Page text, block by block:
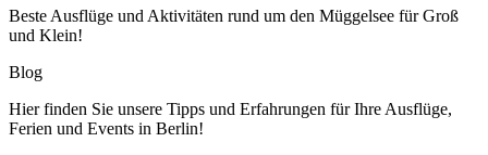
Beste Ausflüge und Aktivitäten rund um den Müggelsee für Groß
und Klein!
Blog
Hier finden Sie unsere Tipps und Erfahrungen für Ihre Ausflüge,
Ferien und Events in Berlin!